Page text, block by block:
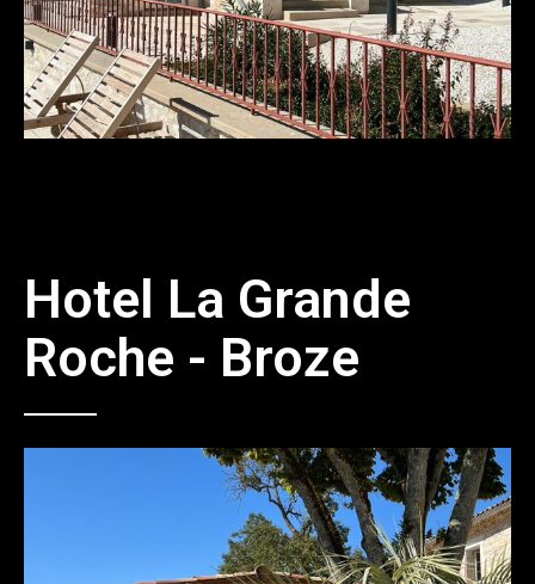
Hotel La Grande
Roche - Broze